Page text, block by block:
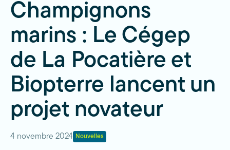
Champignons
marins : Le Cégep
de La Pocatière et
Biopterre lancent un
projet novateur
4 novembre 2024 Nouvelles